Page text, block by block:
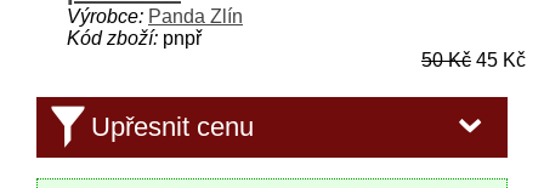
Výrobce: Panda Zlín
Kód zboží: pnpř
50 Kč 45 Kč
Upřesnit cenu